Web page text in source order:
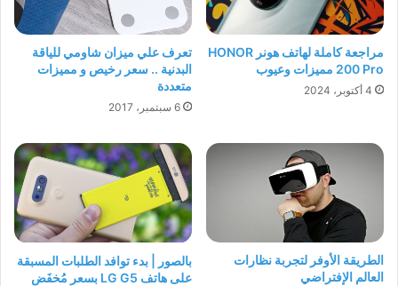
مراجعة كاملة لهاتف هونر HONOR
200 Pro مميزات وعيوب
4 أكتوبر، 2024
تعرف علي ميزان شاومي للياقة
البدنية .. سعر رخيص و مميزات
متعددة
6 سبتمبر، 2017
الطريقة الأوفر لتجربة نظارات
العالم الإفتراضي
بالصور | بدء توافد الطلبات المسبقة
على هاتف LG G5 بسعر مُخفَض